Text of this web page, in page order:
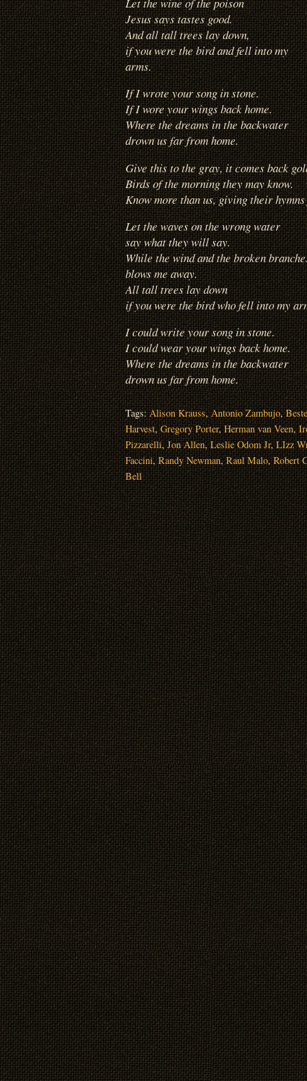
Jesus says tastes good.
And all tall trees lay down,
if you were the bird and fell into my
arms.
If I wrote your song in stone.
If I wore your wings back home.
Where the dreams in the backwater
drown us far from home.
Give this to the gray, it comes back
Birds of the morning they may know.
Know more than us, giving their
Let the waves on the wrong water
say what they will say.
While the wind and the broken
blows me away.
All tall trees lay down
if you were the bird who fell into my
I could write your song in stone.
I could wear your wings back home.
Where the dreams in the backwater
drown us far from home.
Tags:Alison Krauss,Antonio Zambujo,
Harvest,Gregory Porter,Herman van Veen,
Pizzarelli,Jon Allen,Leslie Odom Jr,LIzz
Faccini,Randy Newman,Raul Malo,Robert
Bell